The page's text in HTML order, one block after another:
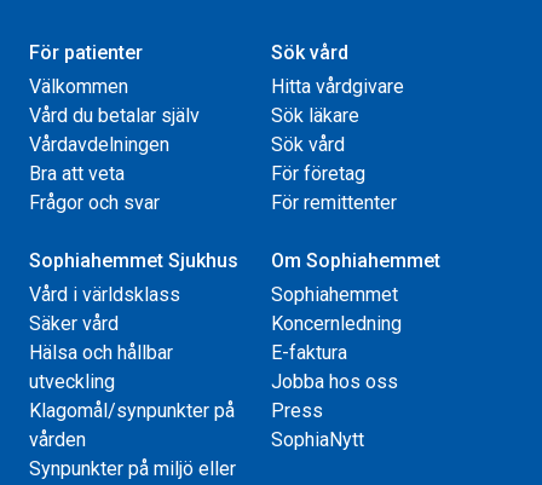
För patienter
Välkommen
Vård du betalar själv
Vårdavdelningen
Bra att veta
Frågor och svar
Sök vård
Hitta vårdgivare
Sök läkare
Sök vård
För företag
För remittenter
Sophiahemmet Sjukhus
Vård i världsklass
Säker vård
Hälsa och hållbar
utveckling
Klagomål/synpunkter på
vården
Synpunkter på miljö eller
Om Sophiahemmet
Sophiahemmet
Koncernledning
E-faktura
Jobba hos oss
Press
SophiaNytt